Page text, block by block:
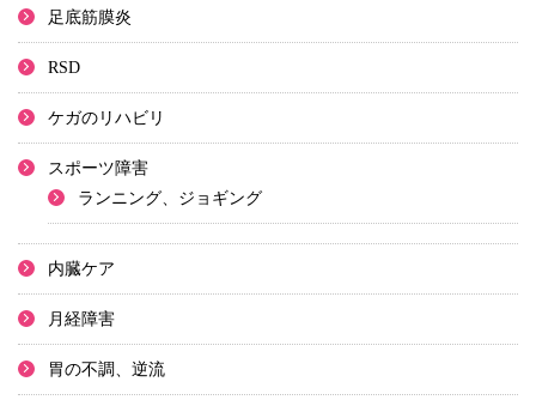
足底筋膜炎
RSD
ケガのリハビリ
スポーツ障害
ランニング、ジョギング
内臓ケア
月経障害
胃の不調、逆流